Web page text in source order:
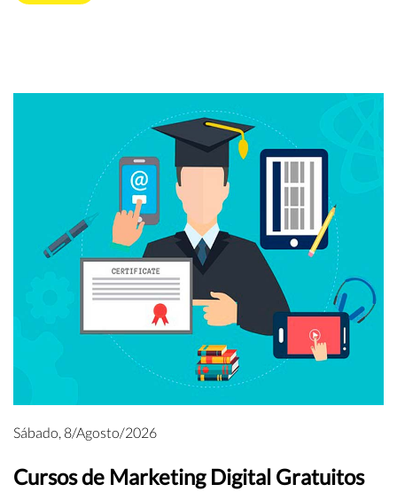
Sábado, 8/Agosto/2026
Cursos de Marketing Digital Gratuitos